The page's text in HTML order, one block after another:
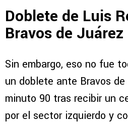
Doblete de Luis
Bravos de Juárez
Sin embargo, eso no fue
un doblete ante Bravos
minuto 90 tras recibir un
por el sector izquierdo y